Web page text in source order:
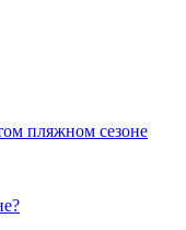
пляжном сезоне